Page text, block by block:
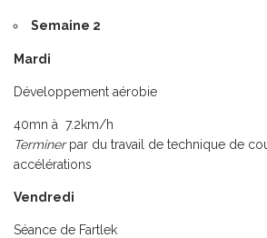
Semaine 2
Mardi
Développement aérobie
40mn à 7.2km/h
Terminerpar du travail de technique de
accélérations
Vendredi
Séance de Fartlek